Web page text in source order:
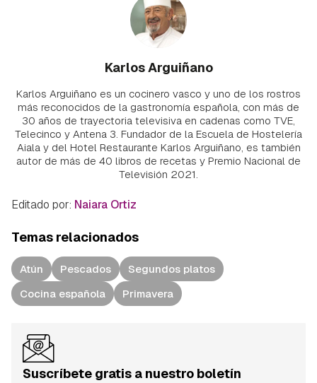
Karlos Arguiñano
Karlos Arguiñano es un cocinero vasco y uno de los rostros
más reconocidos de la gastronomía española, con más de
30 años de trayectoria televisiva en cadenas como TVE,
Telecinco y Antena 3. Fundador de la Escuela de Hostelería
Aiala y del Hotel Restaurante Karlos Arguiñano, es también
autor de más de 40 libros de recetas y Premio Nacional de
Televisión 2021.
Editado por: Naiara Ortiz
Temas relacionados
Atún Pescados
Segundos platos
Cocina española
Primavera
Suscríbete gratis a nuestro boletín